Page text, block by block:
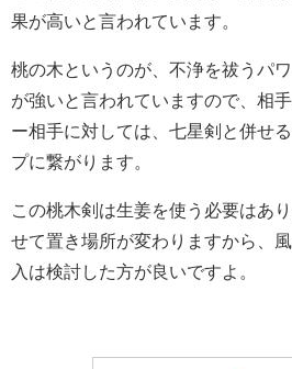
果が高いと言われています。
桃の木というのが、不浄を祓うパ
が強いと言われていますので、相
ー相手に対しては、七星剣と併せ
プに繋がります。
この桃木剣は生姜を使う必要はあ
せて置き場所が変わりますから、
入は検討した方が良いですよ。